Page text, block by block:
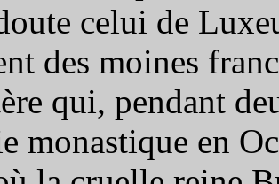
celui de
des moines
qui, pendant
monastique en